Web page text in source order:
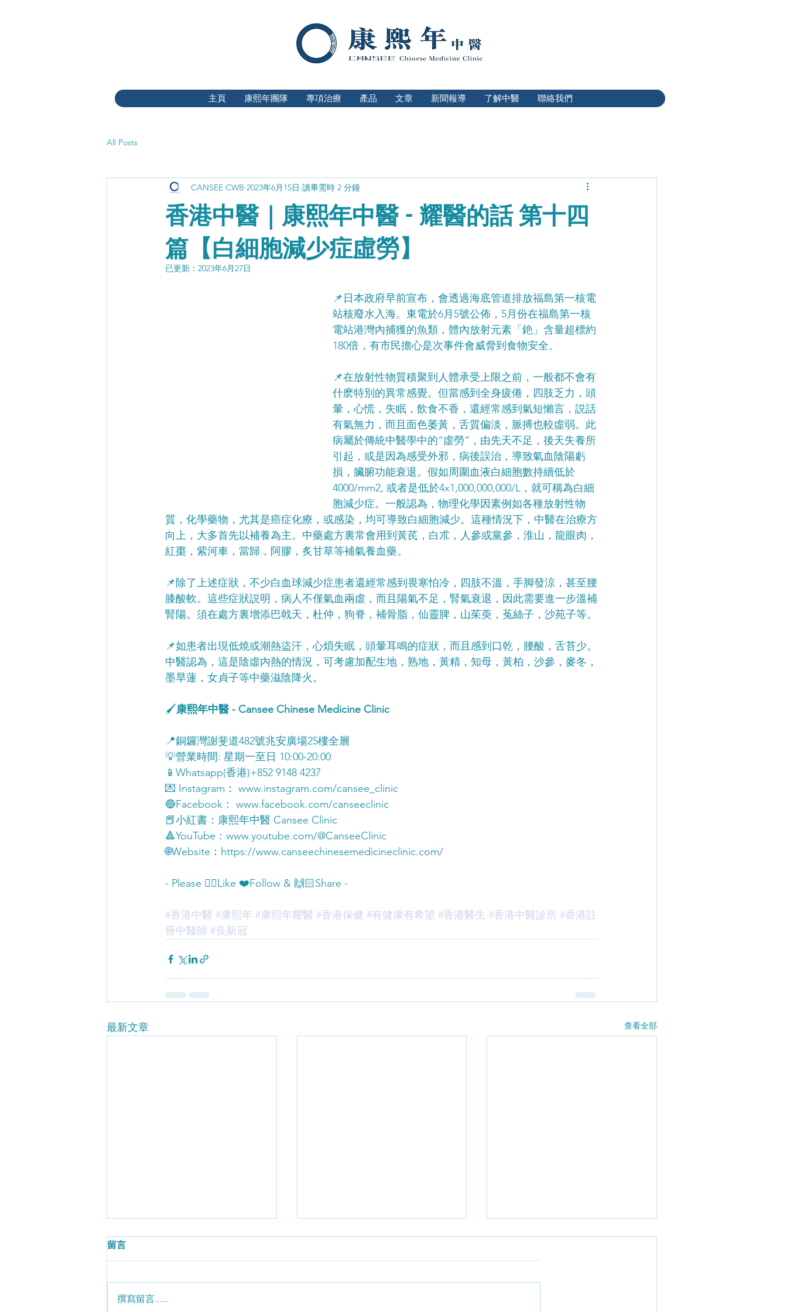
主頁 康熙年團隊 專項治療 產品 文章 新聞報導 了解中醫 聯絡我們
All Posts
香港中醫｜康熙年中醫 - 耀醫的話 第十四
篇【白細胞減少症虛勞】
CANSEE CWB 2023年6月15日 讀畢需時 2 分鐘
已更新： 2023年6月27日
📌日本政府早前宣布，會透過海底管道排放福島第一核電
站核廢水入海。東電於6月5號公佈，5月份在福島第一核
電站港灣內捕獲的魚類，體內放射元素「銫」含量超標約
180倍，有市民擔心是次事件會威脅到食物安全。
📌在放射性物質積聚到人體承受上限之前，一般都不會有
什麽特別的異常感覺。但當感到全身疲倦，四肢乏力，頭
暈，心慌，失眠，飲食不香，還經常感到氣短懶言，説話
有氣無力，而且面色萎黃，舌質偏淡，脈搏也較虛弱。此
病屬於傳統中醫學中的“虛勞”，由先天不足，後天失養所
引起，或是因為感受外邪，病後誤治，導致氣血陰陽虧
損，臟腑功能衰退。假如周圍血液白細胞數持續低於
4000/mm2, 或者是低於4x1,000,000,000/L，就可稱為白細
胞減少症。一般認為，物理化學因素例如各種放射性物
質，化學藥物，尤其是癌症化療，或感染，均可導致白細胞減少。這種情況下，中醫在治療方
向上，大多首先以補養為主。中藥處方裏常會用到黃芪，白朮，人參或黨參，淮山，龍眼肉，
紅棗，紫河車，當歸，阿膠，炙甘草等補氣養血藥。
📌除了上述症狀，不少白血球減少症患者還經常感到畏寒怕冷，四肢不溫，手脚發涼，甚至腰
膝酸軟。這些症狀説明，病人不僅氣血兩虛，而且陽氣不足，腎氣衰退，因此需要進一步溫補
腎陽。須在處方裏增添巴戟天，杜仲，狗脊，補骨脂，仙靈脾，山茱萸，菟絲子，沙苑子等。
📌如患者出現低燒或潮熱盜汗，心煩失眠，頭暈耳鳴的症狀，而且感到口乾，腰酸，舌苔少。
中醫認為，這是陰虛内熱的情況，可考慮加配生地，熟地，黃精，知母，黃柏，沙參，麥冬，
墨旱蓮，女貞子等中藥滋陰降火。
🖌️康熙年中醫 - Cansee Chinese Medicine Clinic
📍銅鑼灣謝斐道482號兆安廣場25樓全層
💡營業時間: 星期一至日 10:00-20:00
📱Whatsapp(香港)+852 9148 4237
💌 Instagram： www.instagram.com/cansee_clinic
🔵Facebook： www.facebook.com/canseeclinic
📕小紅書：康熙年中醫 Cansee Clinic
🔺YouTube：www.youtube.com/@CanseeClinic
🌐Website：https://www.canseechinesemedicineclinic.com/
- Please 👍🏻Like ❤️Follow & 🙌🏻Share -
#香港中醫 #康熙年 #康熙年耀醫 #香港保健 #有健康有希望 #香港醫生 #香港中醫診所 #香港註
冊中醫師 #長新冠
最新文章 查看全部
留言
撰寫留言......